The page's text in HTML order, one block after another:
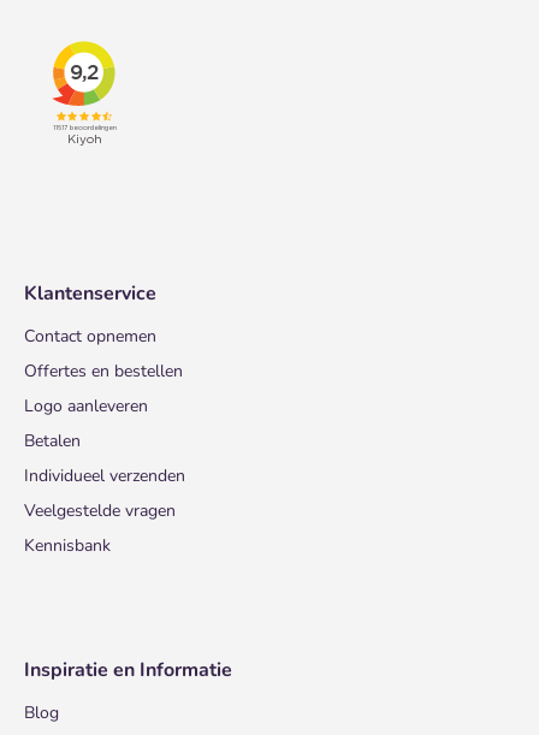
Klantenservice
Contact opnemen
Offertes en bestellen
Logo aanleveren
Betalen
Individueel verzenden
Veelgestelde vragen
Kennisbank
Inspiratie en Informatie
Blog